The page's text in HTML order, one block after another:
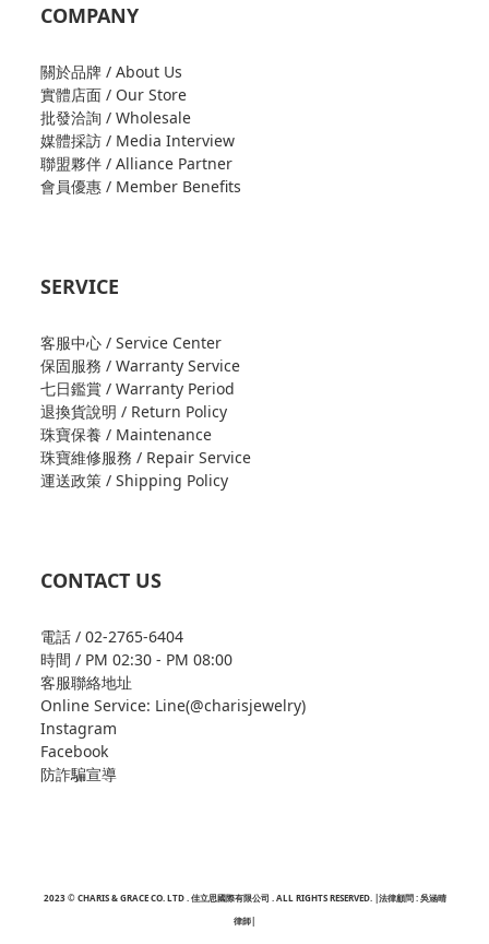
COMPANY
關於品牌 / About Us
實體店面 / Our Store
批發洽詢 / Wholesale
媒體採訪 / Media Interview
聯盟夥伴 / Alliance Partner
會員優惠 / Member Benefits
SERVICE
客服中心 / Service Center
保固服務 / Warranty Service
七日鑑賞 / Warranty Period
退換貨說明 / Return Policy
珠寶保養 / Maintenance
珠寶維修服務 / Repair Service
運送政策 / Shipping Policy
CONTACT US
電話 / 02-2765-6404
時間 / PM 02:30 - PM 08:00
客服聯絡地址
Online Service: Line(@charisjewelry)
Instagram
Facebook
防詐騙宣導
2023 © CHARIS & GRACE CO. LTD . 佳立思國際有限公司 . ALL RIGHTS RESERVED. |法律顧問 : 吳涵晴
律師|